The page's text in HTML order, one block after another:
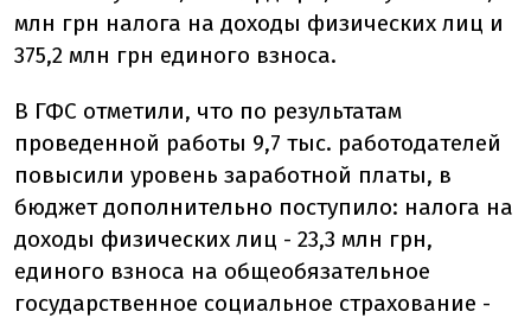
млн грн налога на доходы физических лиц и
375,2 млн грн единого взноса.
В ГФС отметили, что по результатам
проведенной работы 9,7 тыс. работодателей
повысили уровень заработной платы, в
бюджет дополнительно поступило: налога на
доходы физических лиц - 23,3 млн грн,
единого взноса на общеобязательное
государственное социальное страхование -